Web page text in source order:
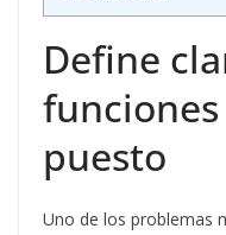
Define
puesto
Uno de los problemas